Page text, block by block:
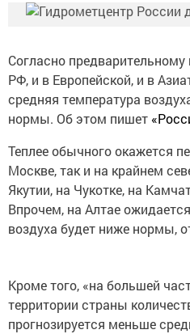
Согласно
РФ, и в Европейской, и в
средняя температура
нормы. Об этом пишет «
Теплее обычного окажется
Москве, так и на крайнем
Якутии, на Чукотке, на
Впрочем, на Алтае
воздуха будет ниже нормы,
Кроме того, «на большей
территории страны
прогнозируется меньше